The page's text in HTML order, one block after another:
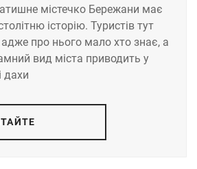
містечко Бережани має
історію. Туристів тут
про нього мало хто знає, а
вид міста приводить у
дахи